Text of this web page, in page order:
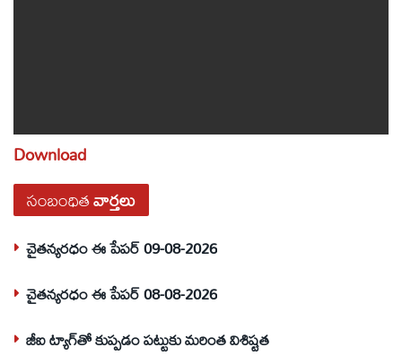
Download
సంబంధితవార్తలు
చైతన్యరధం ఈ పేపర్ 09-08-2026
చైతన్యరధం ఈ పేపర్ 08-08-2026
జీఐ ట్యాగ్‌తో కుప్పడం పట్టుకు మరింత విశిష్టత